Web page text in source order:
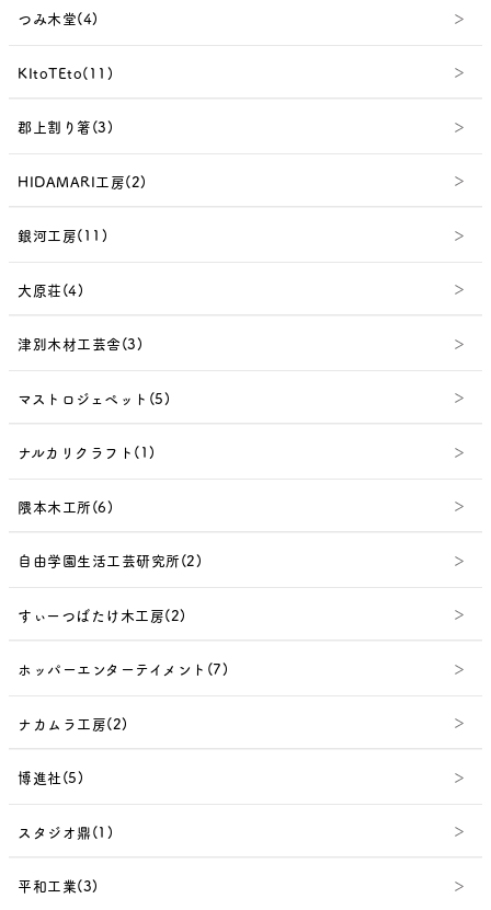
つみ木堂(4)
KItoTEto(11)
郡上割り箸(3)
HIDAMARI工房(2)
銀河工房(11)
大原荘(4)
津別木材工芸舎(3)
マストロジェペット(5)
ナルカリクラフト(1)
隈本木工所(6)
自由学園生活工芸研究所(2)
すぃーつばたけ木工房(2)
ホッパーエンターテイメント(7)
ナカムラ工房(2)
博進社(5)
スタジオ鼎(1)
平和工業(3)